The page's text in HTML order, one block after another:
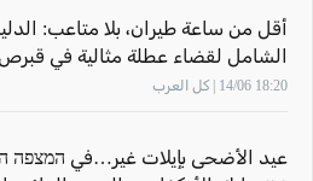
أقل من ساعة طيران، بلا متاعب:
الشامل لقضاء عطلة مثالية في قبرص
18:20 14/06 | كل العرب
عيد الأضحى بإيلات